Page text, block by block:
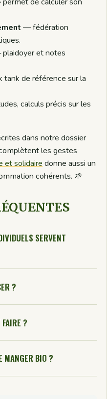
— fédération
et notes
de référence sur la
calculs précis sur les
dans notre dossier
les gestes
et solidaire donne aussi un
cohérents. 🌱
SERVENT
?
?
MANGER BIO ?